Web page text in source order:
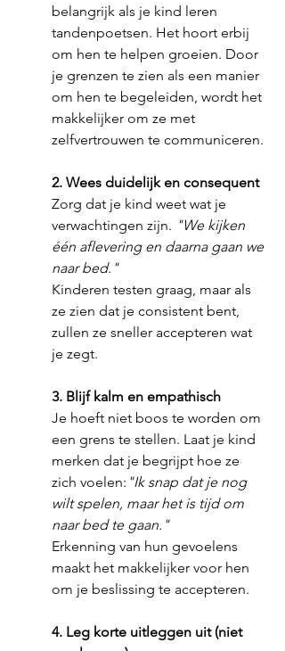
belangrijk als je kind leren
tandenpoetsen. Het hoort erbij
om hen te helpen groeien. Door
je grenzen te zien als een manier
om hen te begeleiden, wordt het
makkelijker om ze met
zelfvertrouwen te communiceren.
2. Wees duidelijk en consequent
Zorg dat je kind weet wat je
verwachtingen zijn. "We kijken
één aflevering en daarna gaan we
naar bed."
Kinderen testen graag, maar als
ze zien dat je consistent bent,
zullen ze sneller accepteren wat
je zegt.
3. Blijf kalm en empathisch
Je hoeft niet boos te worden om
een grens te stellen. Laat je kind
merken dat je begrijpt hoe ze
zich voelen: "Ik snap dat je nog
wilt spelen, maar het is tijd om
naar bed te gaan."
Erkenning van hun gevoelens
maakt het makkelijker voor hen
om je beslissing te accepteren.
4. Leg korte uitleggen uit (niet